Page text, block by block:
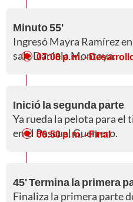
Minuto 55'
Ingresó Mayra Ramírez
sale Daniela Montoya.
07:08 p. m.-
Inició la segunda parte
Ya rueda la pelota para
en el Pascual Guerrero.
06:50 p. m.- Final
45' Termina la primera
Finaliza la primera parte